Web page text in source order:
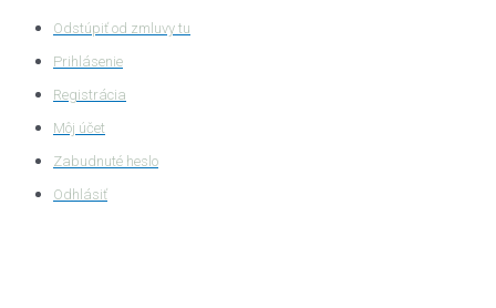
Odstúpiť od zmluvy tu
Prihlásenie
Registrácia
Môj účet
Zabudnuté heslo
Odhlásiť